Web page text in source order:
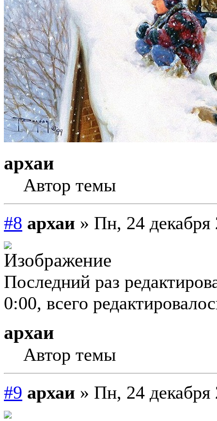
архаи
Автор темы
#8 архаи » Пн, 24 декабря
Последний раз
0:00, всего
архаи
Автор темы
#9 архаи » Пн, 24 декабря